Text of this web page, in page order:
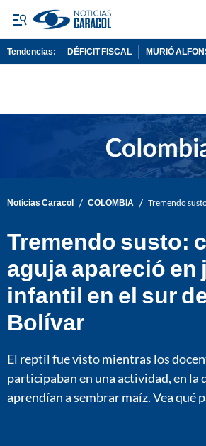
Tendencias: DÉFICIT FISCAL MURIÓ
Noticias Caracol / COLOMBIA / Tremendo
Tremendo susto:
aguja apareció en
infantil en el sur
Bolívar
El reptil fue visto mientras los
participaban en una actividad, en la
aprendían a sembrar maíz. Vea qué